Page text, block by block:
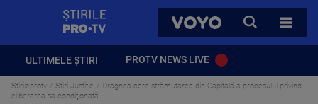
VOYO
CAUTA
TOATE
ULTIMELE ȘTIRI PROTV NEWS LIVE
Stirileprotv Stiri Justitie
Dragnea cere strămutarea din Capitală a procesului privind
eliberarea sa condiţionată